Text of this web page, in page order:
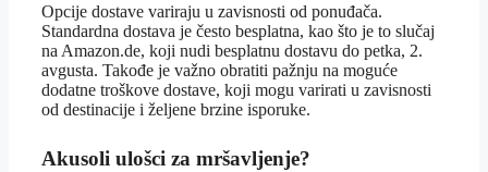
Opcije dostave variraju u zavisnosti od ponuđača.
Standardna dostava je često besplatna, kao što je to slučaj
na Amazon.de, koji nudi besplatnu dostavu do petka, 2.
avgusta. Takođe je važno obratiti pažnju na moguće
dodatne troškove dostave, koji mogu varirati u zavisnosti
od destinacije i željene brzine isporuke.
Akusoli ulošci za mršavljenje?